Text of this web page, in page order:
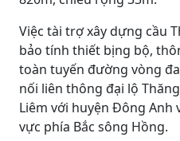
Việc tài trợ xây dựng cầu
bảo tính thiết bịng bộ,
toàn tuyến đường vòng
nối liên thông đại lộ
Liêm với huyện Đông
vực phía Bắc sông Hồng.